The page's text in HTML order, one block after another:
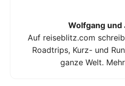
Wolfgang und
Auf reiseblitz.com
Roadtrips, Kurz- und
ganze Welt. Mehr